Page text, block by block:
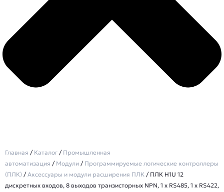
Главная / Каталог / Промышленная
автоматизация / Модули / Программируемые логические контроллеры
(ПЛК) /Аксессуары и модули расширения ПЛК / ПЛК H1U 12
дискретных входов, 8 выходов транзисторных NPN, 1 x RS485, 1 x RS422,